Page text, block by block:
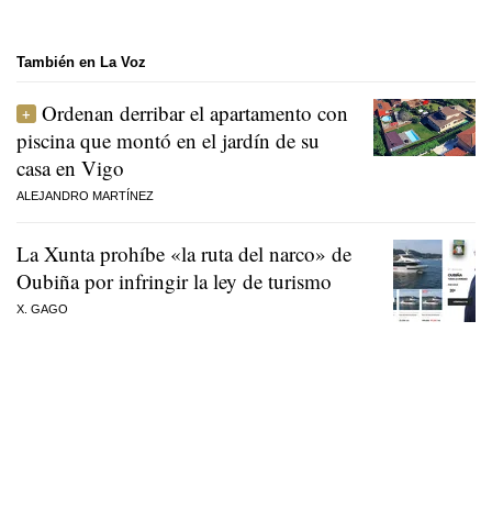
También en La Voz
Ordenan derribar el apartamento con
piscina que montó en el jardín de su
casa en Vigo
ALEJANDRO MARTÍNEZ
La Xunta prohíbe «la ruta del narco» de
Oubiña por infringir la ley de turismo
X. GAGO